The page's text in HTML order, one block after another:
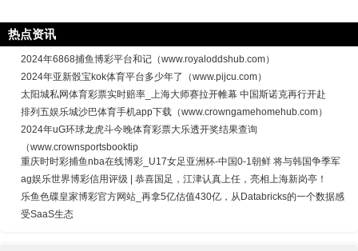
热点资讯
2024年6868捕鱼博彩平台和记（www.royaloddshub.com）
2024年亚新骰宝kok体育平台多少年了（www.pijcu.com）
太阳城私网体育彩票实时赔率_上海大师赛拉开帷幕 中国斯诺克再行开赴
排列五娱乐城沙巴体育手机app下载（www.crowngamehomehub.com）
2024年uG环球龙虎斗今晚体育彩票大乐透开奖结果查询
（www.crownsportsbooktip
重庆时时彩捕鱼nba在线博彩_U17女足亚洲杯-中国0-1朝鲜 将与韩国争季军
ag娱乐世界博彩信用评级 | 恭喜国足，江津认真上任，亮相上海新岗亭！
乐鱼色碟皇家博彩官方网站_再拿5亿估值430亿，从Databricks的一个数据感
受SaaS生态